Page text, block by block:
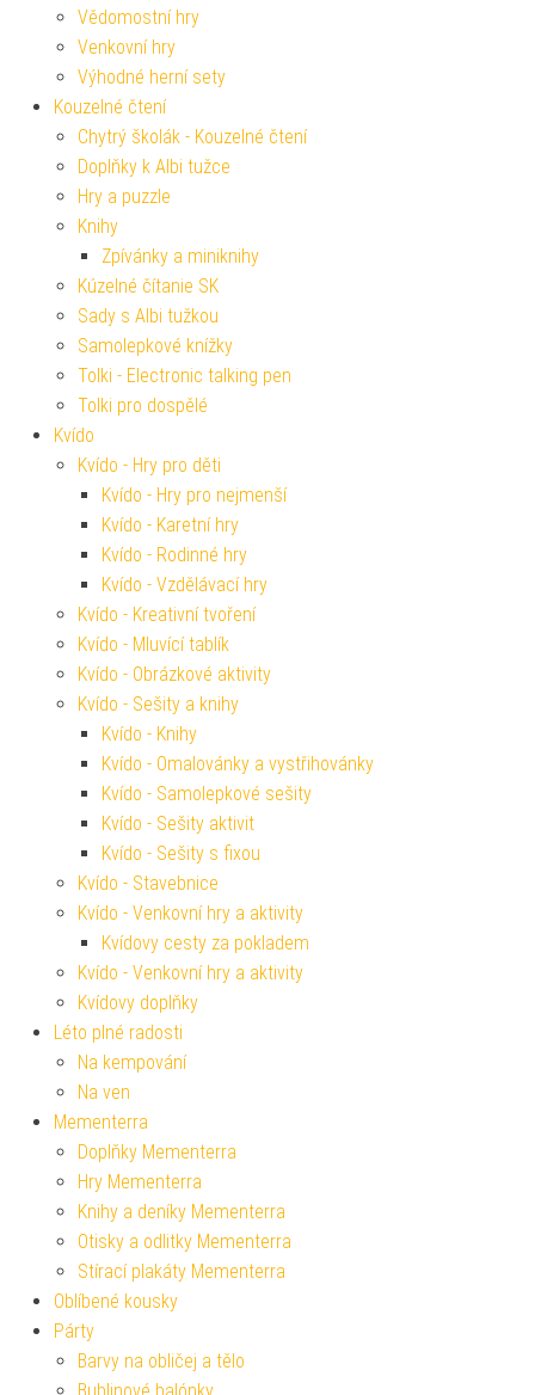
Vědomostní hry
Venkovní hry
Výhodné herní sety
Kouzelné čtení
Chytrý školák - Kouzelné čtení
Doplňky k Albi tužce
Hry a puzzle
Knihy
Zpívánky a miniknihy
Kúzelné čítanie SK
Sady s Albi tužkou
Samolepkové knížky
Tolki - Electronic talking pen
Tolki pro dospělé
Kvído
Kvído - Hry pro děti
Kvído - Hry pro nejmenší
Kvído - Karetní hry
Kvído - Rodinné hry
Kvído - Vzdělávací hry
Kvído - Kreativní tvoření
Kvído - Mluvící tablík
Kvído - Obrázkové aktivity
Kvído - Sešity a knihy
Kvído - Knihy
Kvído - Omalovánky a vystřihovánky
Kvído - Samolepkové sešity
Kvído - Sešity aktivit
Kvído - Sešity s fixou
Kvído - Stavebnice
Kvído - Venkovní hry a aktivity
Kvídovy cesty za pokladem
Kvído - Venkovní hry a aktivity
Kvídovy doplňky
Léto plné radosti
Na kempování
Na ven
Mementerra
Doplňky Mementerra
Hry Mementerra
Knihy a deníky Mementerra
Otisky a odlitky Mementerra
Stírací plakáty Mementerra
Oblíbené kousky
Párty
Barvy na obličej a tělo